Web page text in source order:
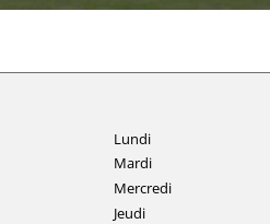
Lundi
Mardi
Mercredi
Jeudi